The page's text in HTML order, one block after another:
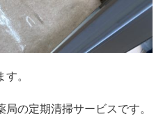
。
の定期清掃サービスです。